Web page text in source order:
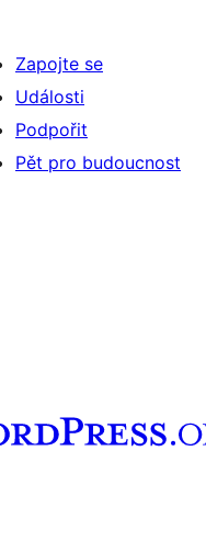
Zapojte se
Události
Podpořit
Pět pro budoucnost